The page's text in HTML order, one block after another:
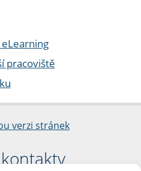
eLearning
pracoviště
verzi stránek